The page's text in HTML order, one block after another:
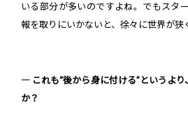
いる部分が多いのですよね。でもスタ
報を取りにいかないと、徐々に世界が狭
― これも“後から身に付ける”というより
か？